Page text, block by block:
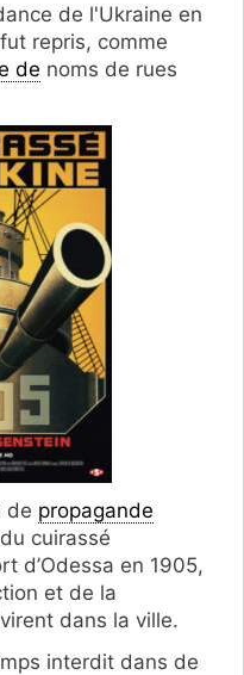
de l'Ukraine en
repris, comme
de noms de rues
de propagande
cuirassé
d’Odessa en 1905,
et de la
dans la ville.
interdit dans de